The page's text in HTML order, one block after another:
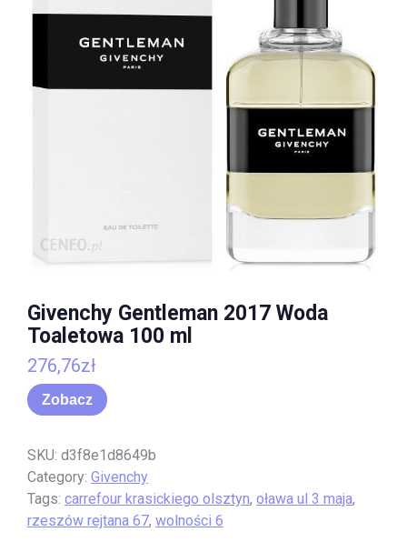
Givenchy Gentleman 2017 Woda
Toaletowa 100 ml
276,76zł
Zobacz
SKU: d3f8e1d8649b
Category: Givenchy
Tags: carrefour krasickiego olsztyn, oława ul 3 maja,
rzeszów rejtana 67, wolności 6